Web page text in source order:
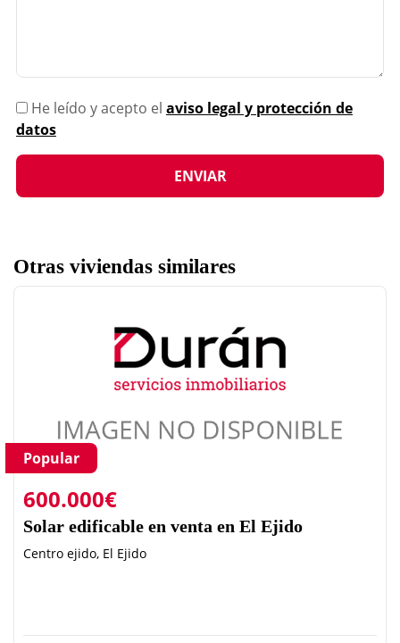
He leído y acepto el aviso legal y protección de
datos
Otras viviendas similares
Popular
600.000€
Solar edificable en venta en El Ejido
Centro ejido, El Ejido